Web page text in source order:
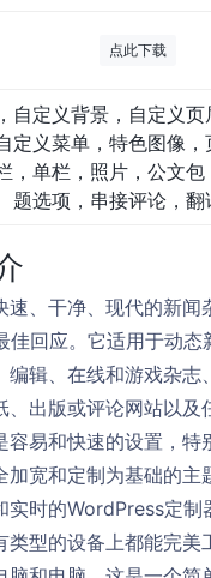
点此下载
自定义背景，自定义页
定义菜单，特色图像，
，单栏，照片，公文包
题选项，串接评论，翻
速、干净、现代的新闻
佳回应。它适用于动态
编辑、在线和游戏杂志
出版或评论网站以及
容易和快速的设置，特
加宽和定制为基础的主
时的WordPress定制
型的设备上都能完美